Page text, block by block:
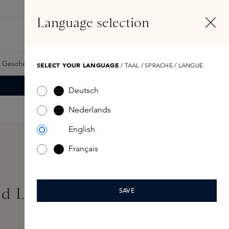
Samples Skins Exclusives Skins Boxen
Lotion 350ml
Language selection
SELECT YOUR LANGUAGE / TAAL / SPRACHE / LANGUE
Deutsch
Nederlands
English
Français
SAVE